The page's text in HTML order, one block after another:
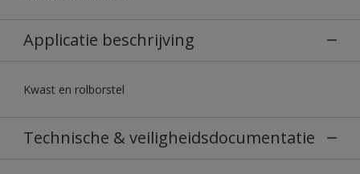
Applicatie beschrijving
Kwast en rolborstel
Technische & veiligheidsdocumentatie